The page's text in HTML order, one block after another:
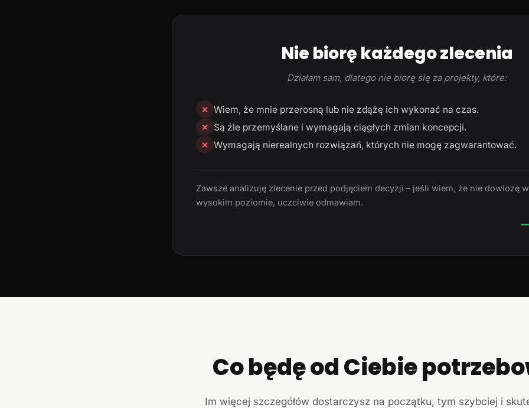
Nie biorę każdego zlecenia
Działam sam, dlatego nie biorę się za projekty, które:
✕ Wiem, że mnie przerosną lub nie zdążę ich wykonać na czas.
✕ Są źle przemyślane i wymagają ciągłych zmian koncepcji.
✕ Wymagają nierealnych rozwiązań, których nie mogę zagwarantować.
Zawsze analizuję zlecenie przed podjęciem decyzji – jeśli wiem, że nie dowiozę
wysokim poziomie, uczciwie odmawiam.
—
Co będę od Ciebie
Im więcej szczegółów dostarczysz na początku, tym szybciej i